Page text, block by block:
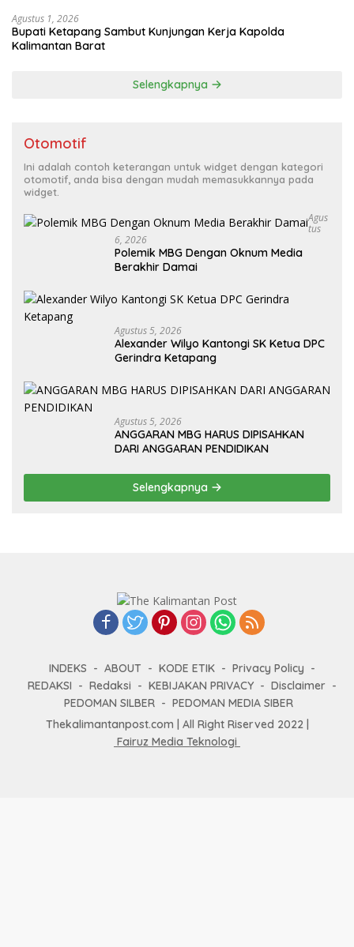
Agustus 1, 2026
Bupati Ketapang Sambut Kunjungan Kerja Kapolda
Kalimantan Barat
Selengkapnya
Otomotif
Ini adalah contoh keterangan untuk widget dengan kategori
otomotif, anda bisa dengan mudah memasukkannya pada
widget.
Agus
Tus
6, 2026
Polemik MBG Dengan Oknum Media
Berakhir Damai
Agustus 5, 2026
Alexander Wilyo Kantongi SK Ketua DPC
Gerindra Ketapang
Agustus 5, 2026
ANGGARAN MBG HARUS DIPISAHKAN
DARI ANGGARAN PENDIDIKAN
Selengkapnya
INDEKS ABOUT KODE ETIK
Privacy Policy
REDAKSI
Redaksi KEBIJAKAN PRIVACY
Disclaimer
PEDOMAN SILBER
PEDOMAN MEDIA SIBER
Thekalimantanpost.com | All Right Riserved 2022 |
Fairuz Media Teknologi